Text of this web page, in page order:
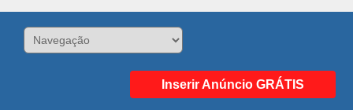
Inserir Anúncio GRÁTIS